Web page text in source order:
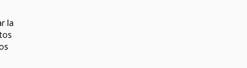
la